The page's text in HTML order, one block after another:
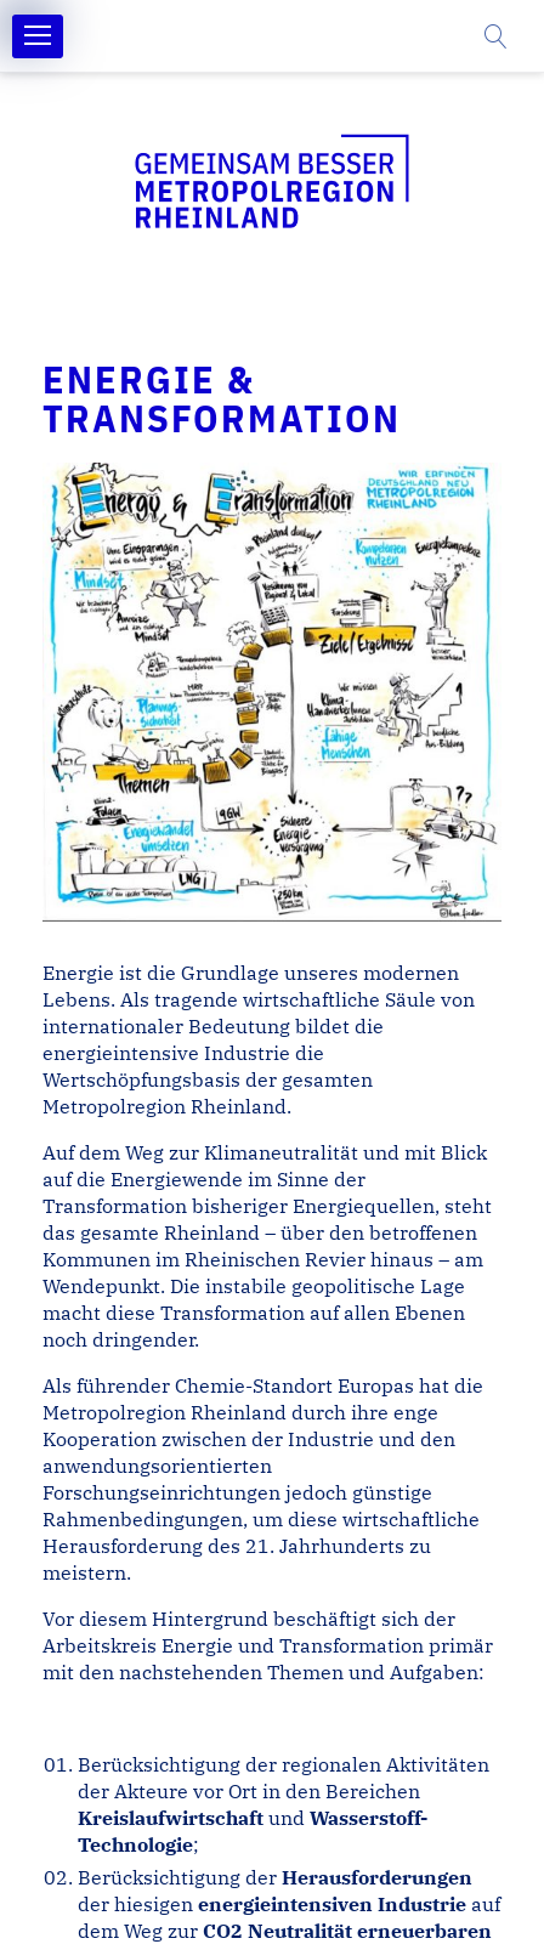
ENERGIE &
TRANSFORMATION
Energie ist die Grundlage unseres modernen
Lebens. Als tragende wirtschaftliche Säule von
internationaler Bedeutung bildet die
energieintensive Industrie die
Wertschöpfungsbasis der gesamten
Metropolregion Rheinland.
Auf dem Weg zur Klimaneutralität und mit Blick
auf die Energiewende im Sinne der
Transformation bisheriger Energiequellen, steht
das gesamte Rheinland – über den betroffenen
Kommunen im Rheinischen Revier hinaus – am
Wendepunkt. Die instabile geopolitische Lage
macht diese Transformation auf allen Ebenen
noch dringender.
Als führender Chemie-Standort Europas hat die
Metropolregion Rheinland durch ihre enge
Kooperation zwischen der Industrie und den
anwendungsorientierten
Forschungseinrichtungen jedoch günstige
Rahmenbedingungen, um diese wirtschaftliche
Herausforderung des 21. Jahrhunderts zu
meistern.
Vor diesem Hintergrund beschäftigt sich der
Arbeitskreis Energie und Transformation primär
mit den nachstehenden Themen und Aufgaben:
Berücksichtigung der regionalen Aktivitäten
der Akteure vor Ort in den Bereichen
Kreislaufwirtschaftund Wasserstoff-
Technologie;
Berücksichtigung der Herausforderungen
der hiesigenenergieintensiven Industrieauf
dem Weg zur CO2 Neutralität erneuerbaren